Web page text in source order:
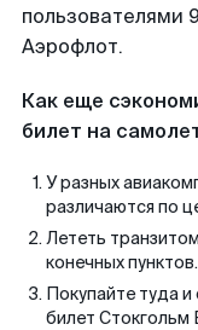
пользователями
Аэрофлот.
Как еще
билет на
У разных
различаются по
Лететь
конечных пунктов.
Покупайте туда
билет Стокгольм